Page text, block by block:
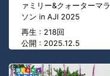
ァミリー&クォーターマラ
ソン in AJI 2025
再生 : 218回
公開 : 2025.12.5